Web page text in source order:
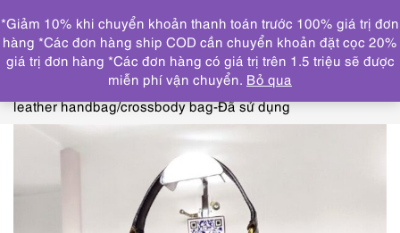
DANH MỤC
Trang chủ THƯƠNG HIỆU NỔI BẬT
OTHERS
4199-Túi xách tay/đeo chéo-PALOMA PICASSO
leather handbag/crossbody bag-Đã sử dụng
*Giảm 10% khi chuyển khoản thanh toán trước 100% giá trị đơn
hàng *Các đơn hàng ship COD cần chuyển khoản đặt cọc 20%
giá trị đơn hàng *Các đơn hàng có giá trị trên 1.5 triệu sẽ được
miễn phí vận chuyển. Bỏ qua